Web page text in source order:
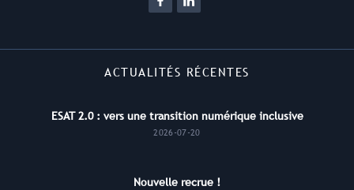
ACTUALITÉS RÉCENTES
ESAT 2.0 : vers une transition numérique inclusive
2026-07-20
Nouvelle recrue !